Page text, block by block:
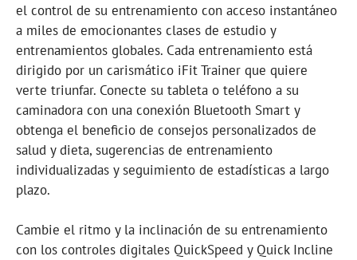
el control de su entrenamiento con acceso instantáneo
a miles de emocionantes clases de estudio y
entrenamientos globales. Cada entrenamiento está
dirigido por un carismático iFit Trainer que quiere
verte triunfar. Conecte su tableta o teléfono a su
caminadora con una conexión Bluetooth Smart y
obtenga el beneficio de consejos personalizados de
salud y dieta, sugerencias de entrenamiento
individualizadas y seguimiento de estadísticas a largo
plazo.
Cambie el ritmo y la inclinación de su entrenamiento
con los controles digitales QuickSpeed ​​y Quick Incline